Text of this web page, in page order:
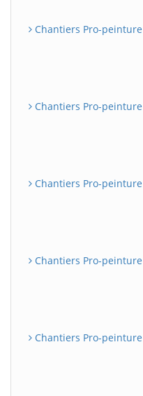
Chantiers Pro-
Chantiers Pro-
Chantiers Pro-
Chantiers Pro-
Chantiers Pro-